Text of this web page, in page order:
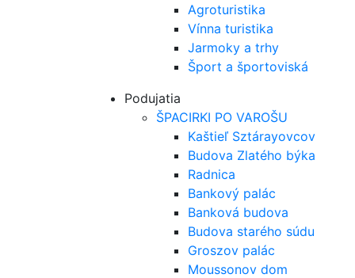
Agroturistika
Vínna turistika
Jarmoky a trhy
Šport a športoviská
Podujatia
ŠPACIRKI PO VAROŠU
Kaštieľ Sztárayovcov
Budova Zlatého býka
Radnica
Bankový palác
Banková budova
Budova starého súdu
Groszov palác
Moussonov dom